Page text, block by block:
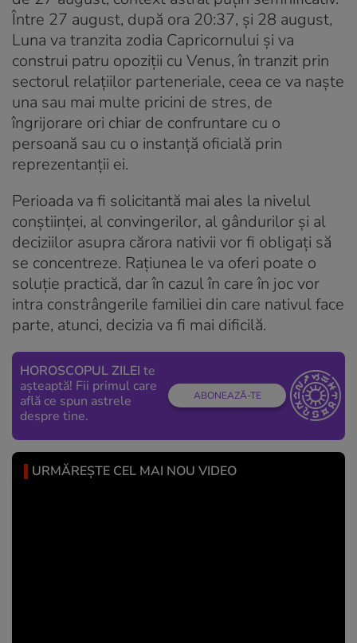
Între 27 august, după ora 20:37, și 28 august,
Luna va tranzita zodia Capricornului și va
construi patru opoziții cu Venus, în tranzit prin
sectorul relațiilor parteneriale, ceea ce va naște
una sau mai multe pricini de stres, de
îngrijorare ori chiar de confruntare cu o
persoană sau cu o instanță oficială prin
reprezentanții ei.
Perioada va fi solicitantă mai ales la nivelul
conștiinței, al convingerilor, al gândurilor și al
deciziilor asupra cărora nativii vor fi obligați să
se concentreze. Rațiunea le va oferi poate o
soluție practică, dar în cazul în care în joc vor
intra constrângerile familiei din care nativul face
parte, atunci, decizia va fi mai dificilă.
HOROSCOPUL ZILEI te
așteaptă! Fii primul care
află ce spun astrele
despre tine.
ABONEAZĂ-TE
URMĂREȘTE CEL MAI NOU VIDEO